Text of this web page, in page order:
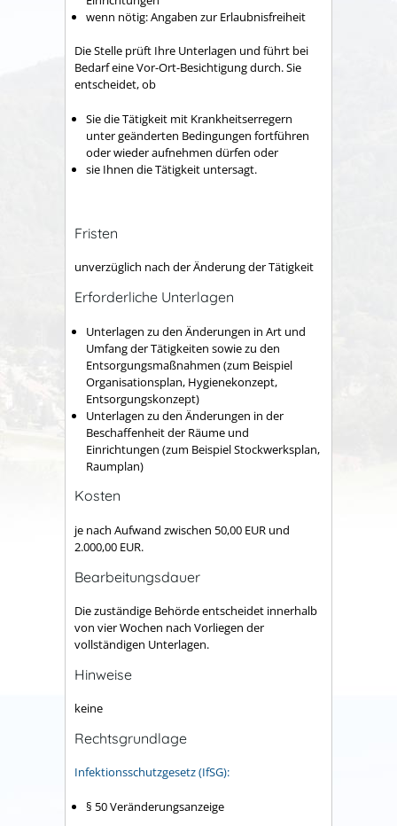
wenn nötig: Angaben zur Erlaubnisfreiheit
Die Stelle prüft Ihre Unterlagen und führt bei
Bedarf eine Vor-Ort-Besichtigung durch. Sie
entscheidet, ob
Sie die Tätigkeit mit Krankheitserregern
unter geänderten Bedingungen fortführen
oder wieder aufnehmen dürfen oder
sie Ihnen die Tätigkeit untersagt.
Fristen
unverzüglich nach der Änderung der Tätigkeit
Erforderliche Unterlagen
Unterlagen zu den Änderungen in Art und
Umfang der Tätigkeiten sowie zu den
Entsorgungsmaßnahmen (zum Beispiel
Organisationsplan, Hygienekonzept,
Entsorgungskonzept)
Unterlagen zu den Änderungen in der
Beschaffenheit der Räume und
Einrichtungen (zum Beispiel Stockwerksplan,
Raumplan)
Kosten
je nach Aufwand zwischen 50,00 EUR und
2.000,00 EUR.
Bearbeitungsdauer
Die zuständige Behörde entscheidet innerhalb
von vier Wochen nach Vorliegen der
vollständigen Unterlagen.
Hinweise
keine
Rechtsgrundlage
Infektionsschutzgesetz (IfSG):
§ 50 Veränderungsanzeige